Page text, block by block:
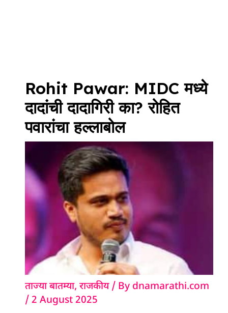
Rohit Pawar: MIDC मध्ये
दादांची दादागिरी का? रोहित
पवारांचा हल्लाबोल
ताज्या बातम्या,राजकीय/ By dnamarathi.com
/2 August 2025